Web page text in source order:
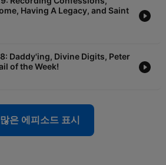
Having A Legacy, and Saint
Daddy'ing, Divine Digits, Peter
of the Week!
은 에피소드 표시